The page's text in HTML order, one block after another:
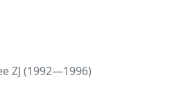
ZJ (1992—1996)